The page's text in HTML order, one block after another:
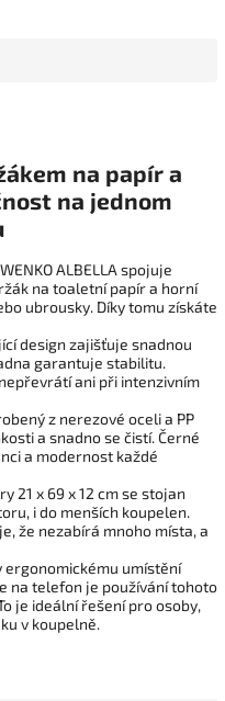
na papír a
na jednom
ALBELLA spojuje
na toaletní papír a horní
ubrousky. Díky tomu získáte
design zajišťuje snadnou
garantuje stabilitu.
ani při intenzivním
z nerezové oceli a PP
a snadno se čistí. Černé
a modernost každé
21 x 69 x 12 cm se stojan
i do menších koupelen.
že nezabírá mnoho místa, a
ergonomickému umístění
na telefon je používání tohoto
je ideální řešení pro osoby,
v koupelně.